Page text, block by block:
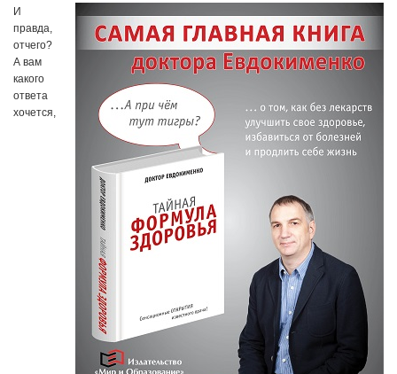
И
правда,
отчего?
А вам
какого
ответа
хочется,